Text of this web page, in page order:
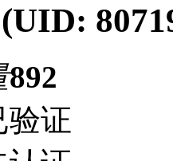
(UID:
892
验证